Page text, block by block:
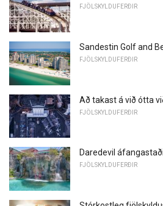
FJÖLSKYLDUFERÐIR
Sandestin Golf and
FJÖLSKYLDUFERÐIR
Að takast á við ótta
FJÖLSKYLDUFERÐIR
Daredevil
FJÖLSKYLDUFERÐIR